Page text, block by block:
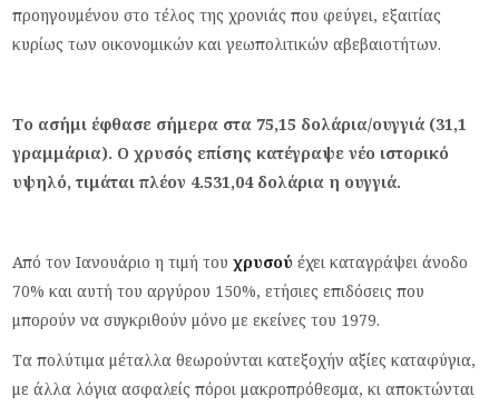
προηγουμένου στο τέλος της χρονιάς που φεύγει, εξαιτίας
κυρίως των οικονομικών και γεωπολιτικών αβεβαιοτήτων.
Το ασήμι έφθασε σήμερα στα 75,15 δολάρια/ουγγιά (31,1
γραμμάρια). Ο χρυσός επίσης κατέγραψε νέο ιστορικό
υψηλό, τιμάται πλέον 4.531,04 δολάρια η ουγγιά.
Από τον Ιανουάριο η τιμή τουχρυσού έχει καταγράψει άνοδο
70% και αυτή του αργύρου 150%, ετήσιες επιδόσεις που
μπορούν να συγκριθούν μόνο με εκείνες του 1979.
Τα πολύτιμα μέταλλα θεωρούνται κατεξοχήν αξίες καταφύγια,
με άλλα λόγια ασφαλείς πόροι μακροπρόθεσμα, κι αποκτώνται